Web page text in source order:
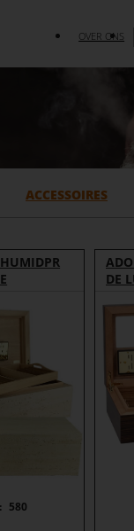
OVER ONS
ACCESSOIRES
: 580
DE